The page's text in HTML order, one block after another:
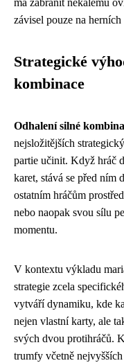
má zabránit nekalému
závisel pouze na
Strategické
kombinace
Odhalení silné
nejsložitějších
partie učinit. Když hráč
karet, stává se před ním
ostatním hráčům
nebo naopak svou sílu
momentu.
V kontextu výkladu
strategie zcela
vytváří dynamiku, kde
nejen vlastní karty, ale
svých dvou protihráčů.
trumfy včetně